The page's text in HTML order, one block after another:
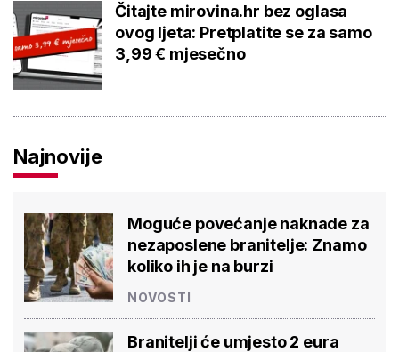
Čitajte mirovina.hr bez oglasa
ovog ljeta: Pretplatite se za samo
3,99 € mjesečno
Najnovije
Moguće povećanje naknade za
nezaposlene branitelje: Znamo
koliko ih je na burzi
NOVOSTI
Branitelji će umjesto 2 eura